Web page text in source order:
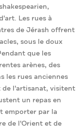
Les rues à
de Jérash offrent
sous le doux
que les
arènes, des
les rues anciennes
de l'artisanat, visitent
un repas en
emporter par la
de l'Orient et de